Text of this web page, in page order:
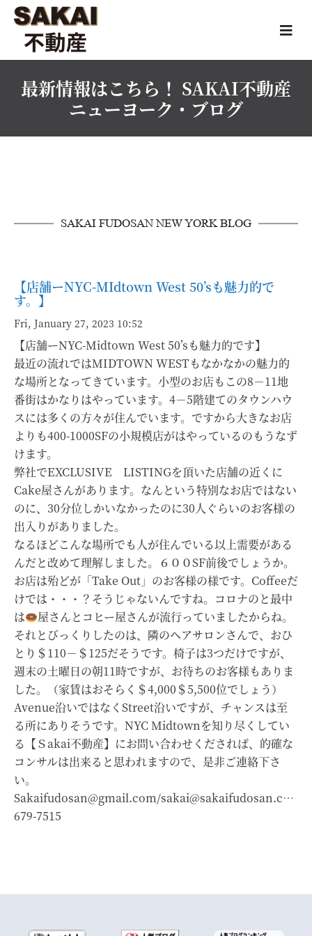
最新情報はこちら！ SAKAI不動産
ニューヨーク・ブログ
SAKAI FUDOSAN NEW YORK BLOG
【店舗ーNYC-MIdtown West 50’sも魅力的で
す。】
Fri, January 27, 2023 10:52
【店舗ーNYC-Midtown West 50’sも魅力的です】
最近の流れではMIDTOWN WESTもなかなかの魅力的
な場所となってきています。小型のお店もこの8－11地
番街はかなりはやっています。4－5階建てのタウンハウ
スには多くの方々が住んでいます。ですから大きなお店
よりも400-1000SFの小規模店がはやっているのもうなず
けます。
弊社でEXCLUSIVE LISTINGを頂いた店舗の近くに
Cake屋さんがあります。なんという特別なお店ではない
のに、30分位しかいなかったのに30人ぐらいのお客様の
出入りがありました。
なるほどこんな場所でも人が住んでいる以上需要がある
んだと改めて理解しました。６００SF前後でしょうか。
お店は殆どが「Take Out」のお客様の様です。Coffeeだ
けでは・・・？そうじゃないんですね。コロナのと最中
は
屋さんとコヒー屋さんが流行っていましたからね。
それとびっくりしたのは、隣のヘアサロンさんで、おひ
とり＄110－＄125だそうです。椅子は3つだけですが、
週末の土曜日の朝11時ですが、お待ちのお客様もありま
した。（家賃はおそらく＄4,000＄5,500位でしょう）
Avenue沿いではなくStreet沿いですが、チャンスは至
る所にありそうです。NYC Midtownを知り尽くしてい
る【Ｓakai不動産】にお問い合わせくだされば、的確な
コンサルは出来ると思われますので、是非ご連絡下さ
い。
Sakaifudosan@gmail.com/sakai@sakaifudosan.com/
679-7515